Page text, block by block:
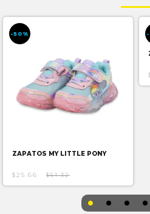
-50%
ZAPATOS MY LITTLE PONY
$25.66 $51.32